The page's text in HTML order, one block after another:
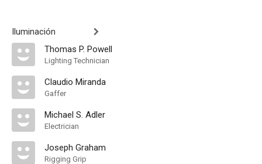
Iluminación
Thomas P. Powell
Lighting Technician
Claudio Miranda
Gaffer
Michael S. Adler
Electrician
Joseph Graham
Rigging Grip